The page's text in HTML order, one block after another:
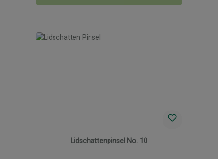
Lidschattenpinsel No. 10